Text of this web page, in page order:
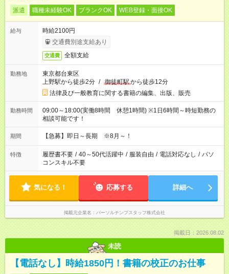
派遣 職種未経験OK ブランクOK WEB登録・面接OK
給与
時給2100円
交通費別途支給あり
交通費 全額支給
勤務地
東京都台東区
上野駅から徒歩2分 / 御徒町駅から徒歩12分
法律及び一般教育に関する書籍の編集、出版、販売
勤務時間
09:00～18:00(実働8時間 休憩1時間) ※1日6時間～時短勤務の
相談可能です！
期間 【急募】即日～長期 ※8月～！
特徴 履歴書不要 / 40～50代活躍中 / 服装自由 / 電話対応なし / パソ
コンスキル不要
気になる！ 応募する 詳細へ
掲載元企業名 パーソルテンプスタッフ株式会社
掲載日：2026.08.02
未読
【電話なし】時給1850円！書籍の校正のお仕事